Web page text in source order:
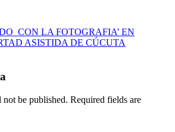
CON LA FOTOGRAFIA’ EN
ASISTIDA DE CÚCUTA
be published. Required fields are